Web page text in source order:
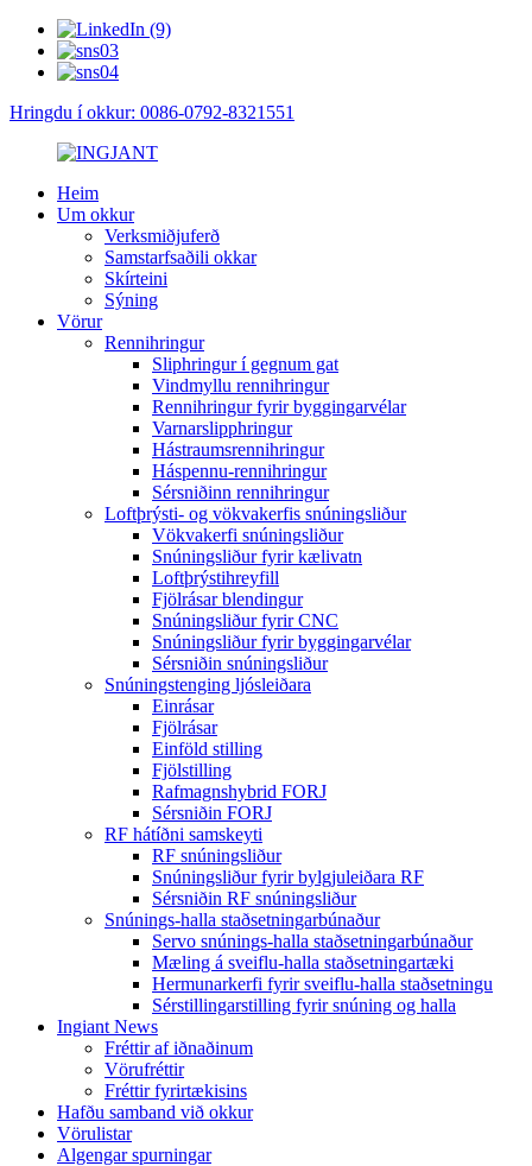
Hringdu í okkur: 0086-0792-8321551
Heim
Um okkur
Verksmiðjuferð
Samstarfsaðili okkar
Skírteini
Sýning
Vörur
Rennihringur
Sliphringur í gegnum gat
Vindmyllu rennihringur
Rennihringur fyrir byggingarvélar
Varnarslipphringur
Hástraumsrennihringur
Háspennu-rennihringur
Sérsniðinn rennihringur
Loftþrýsti- og vökvakerfis snúningsliður
Vökvakerfi snúningsliður
Snúningsliður fyrir kælivatn
Loftþrýstihreyfill
Fjölrásar blendingur
Snúningsliður fyrir CNC
Snúningsliður fyrir byggingarvélar
Sérsniðin snúningsliður
Snúningstenging ljósleiðara
Einrásar
Fjölrásar
Einföld stilling
Fjölstilling
Rafmagnshybrid FORJ
Sérsniðin FORJ
RF hátíðni samskeyti
RF snúningsliður
Snúningsliður fyrir bylgjuleiðara RF
Sérsniðin RF snúningsliður
Snúnings-halla staðsetningarbúnaður
Servo snúnings-halla staðsetningarbúnaður
Mæling á sveiflu-halla staðsetningartæki
Hermunarkerfi fyrir sveiflu-halla staðsetningu
Sérstillingarstilling fyrir snúning og halla
Ingiant News
Fréttir af iðnaðinum
Vörufréttir
Fréttir fyrirtækisins
Hafðu samband við okkur
Vörulistar
Algengar spurningar